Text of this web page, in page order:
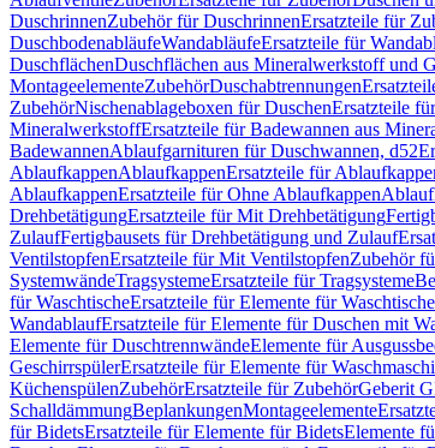
DuschrinnenZubehör für DuschrinnenErsatzteile für
DuschbodenabläufeWandabläufeErsatzteile für
DuschflächenDuschflächen aus Mineralwerkstoff und
MontageelementeZubehörDuschabtrennungen
ZubehörNischenablageboxen für DuschenErsatzteile
MineralwerkstoffErsatzteile für Badewannen aus
BadewannenAblaufgarnituren für Duschwannen, d52
AblaufkappenAblaufkappenErsatzteile für
AblaufkappenErsatzteile für Ohne Ablaufkappen
DrehbetätigungErsatzteile für Mit Drehbetätigung
ZulaufFertigbausets für Drehbetätigung und Zulauf
VentilstopfenErsatzteile für Mit VentilstopfenZubehör
SystemwändeTragsystemeErsatzteile für Tragsysteme
für WaschtischeErsatzteile für Elemente für Waschtische
WandablaufErsatzteile für Elemente für Duschen mit
Elemente für DuschtrennwändeElemente für
GeschirrspülerErsatzteile für Elemente für
KüchenspülenZubehörErsatzteile für ZubehörGeberit
SchalldämmungBeplankungenMontageelemente
für BidetsErsatzteile für Elemente für BidetsElemente